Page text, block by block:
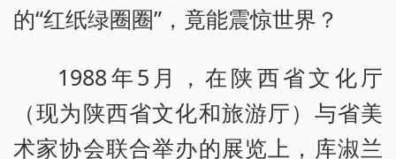
的“红纸绿圈圈”，竟能震惊世界？
1988年5月，在陕西省文化厅
（现为陕西省文化和旅游厅）与省美
术家协会联合举办的展览上，库淑兰